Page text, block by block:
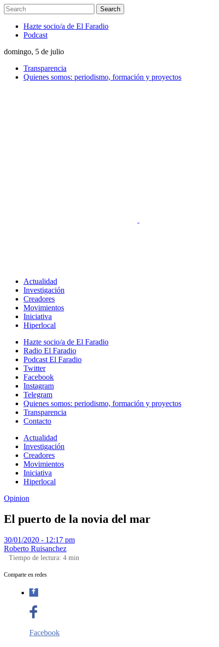
Hazte socio/a de El Faradio
Podcast
domingo, 5 de julio
Transparencia
Quienes somos: periodismo, formación y proyectos
Actualidad
Investigación
Creadores
Movimientos
Iniciativa
Hiperlocal
Hazte socio/a de El Faradio
Radio El Faradio
Podcast El Faradio
Twitter
Facebook
Instagram
Telegram
Quienes somos: periodismo, formación y proyectos
Transparencia
Contacto
Actualidad
Investigación
Creadores
Movimientos
Iniciativa
Hiperlocal
Opinion
El puerto de la novia del mar
30/01/2020 - 12:17 pm
Roberto Ruisanchez
Tiempo de lectura: 4 min
Comparte en redes
Facebook